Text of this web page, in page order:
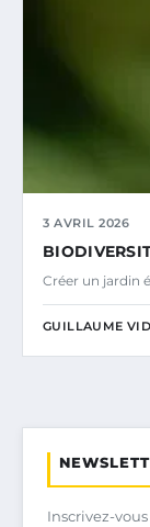
3 AVRIL 2026
Créer un jardin
GUILLAUME
Inscrivez-